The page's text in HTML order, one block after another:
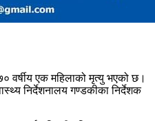
वर्षीय एक महिलाको मृत्यु भएको छ।
निर्देशनालय गण्डकीका निर्देशक